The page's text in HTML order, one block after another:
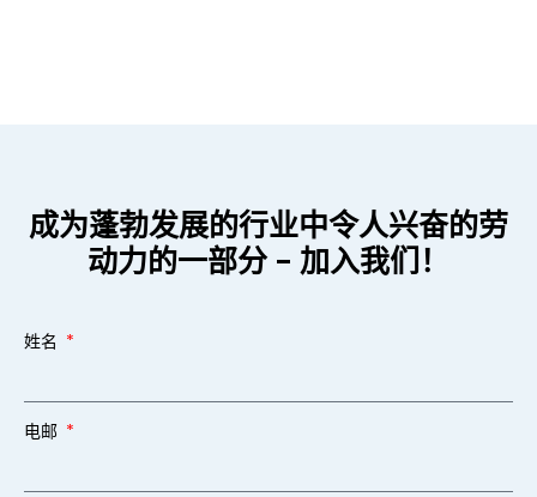
成为蓬勃发展的行业中令人兴奋的劳
动力的一部分 - 加入我们！
姓名
电邮